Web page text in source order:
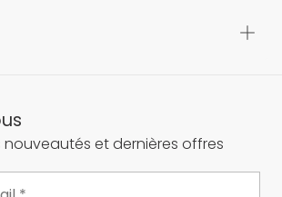
nouveautés et dernières offres